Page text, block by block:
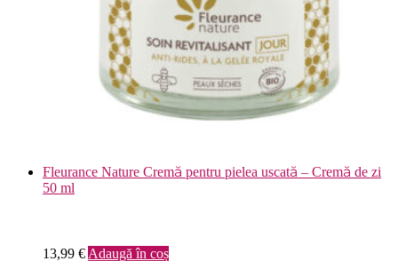
Fleurance Nature Cremă pentru pielea uscată – Cremă de zi
50 ml
13,99 € Adaugă în coș